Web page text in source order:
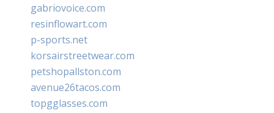
gabriovoice.com
resinflowart.com
p-sports.net
korsairstreetwear.com
petshopallston.com
avenue26tacos.com
topgglasses.com